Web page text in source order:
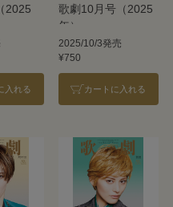
2025
入れる
歌劇10月号（2025
年）
2025/10/3発売
¥750
カートに入れる